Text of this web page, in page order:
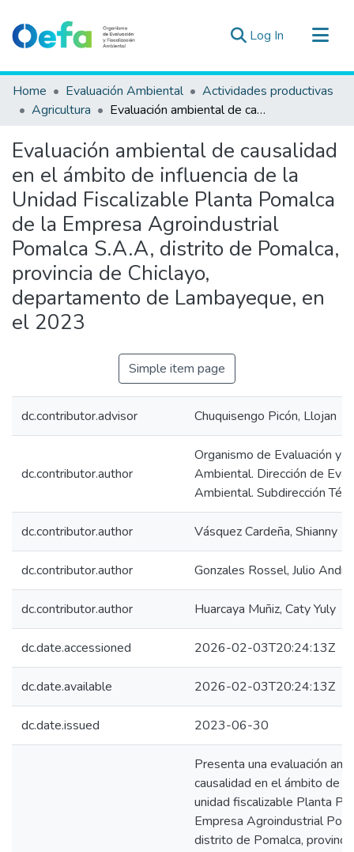
Log In (current)
Communities & Collections
All of DSpace
Estad. Externas
Guias ▾
Home Evaluación Ambiental
Actividades productivas
Agricultura
Evaluación ambiental de causalidad en el ámbito de influencia de la Unidad Fiscalizable Planta Pomalca de la Empresa Agroindustrial Pomalca S.A.A, distrito de Pomalca, provincia de Chiclayo, departamento de Lambayeque, en el 2023
Evaluación ambiental de causalidad
en el ámbito de influencia de la
Unidad Fiscalizable Planta Pomalca
de la Empresa Agroindustrial
Pomalca S.A.A, distrito de Pomalca,
provincia de Chiclayo,
departamento de Lambayeque, en
el 2023
Simple item page
dc.contributor.advisor Chuquisengo Picón, Llojan
dc.contributor.author
Organismo de Evaluación y
Ambiental. Dirección de
Ambiental. Subdirección
dc.contributor.author Vásquez Cardeña, Shianny
dc.contributor.author Gonzales Rossel, Julio
dc.contributor.author Huarcaya Muñiz, Caty Yuly
dc.date.accessioned 2026-02-03T20:24:13Z
dc.date.available 2026-02-03T20:24:13Z
dc.date.issued 2023-06-30
Presenta una evaluación
causalidad en el ámbito de
unidad fiscalizable Planta
Empresa Agroindustrial
distrito de Pomalca,